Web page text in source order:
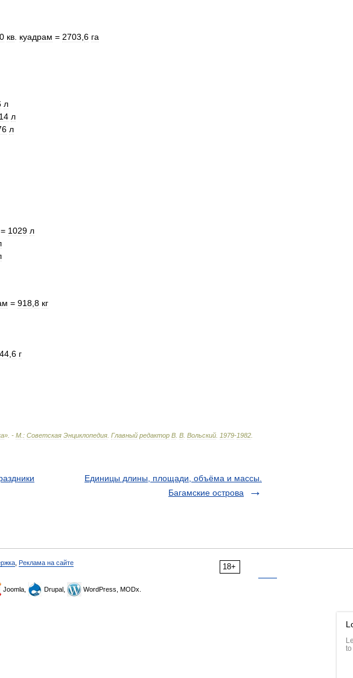
кв куадрам = 2703 6 га
л
л
л
= 1029 л
= 918 8 кг
6 г
». - М : Советская Энциклопедия Главный редактор В В Вольский 1979-1982
Единицы длины, площади, объёма и массы.
Багамские острова
18+
Реклама на сайте
Joomla, Drupal, WordPress, MODx.